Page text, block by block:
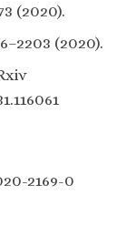
(2020).
(2020).
2169-0